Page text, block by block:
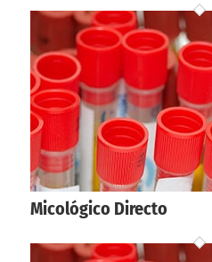
Micológico Directo